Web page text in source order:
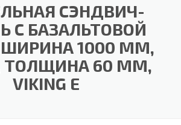
СЭНДВИЧ-
С БАЗАЛЬТОВОЙ
ШИРИНА 1000 ММ,
ТОЛЩИНА 60 ММ,
VIKING E